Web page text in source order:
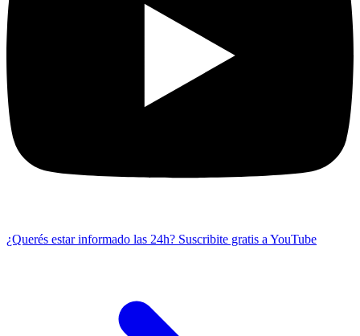
¿Querés estar informado las 24h? Suscribite gratis a YouTube